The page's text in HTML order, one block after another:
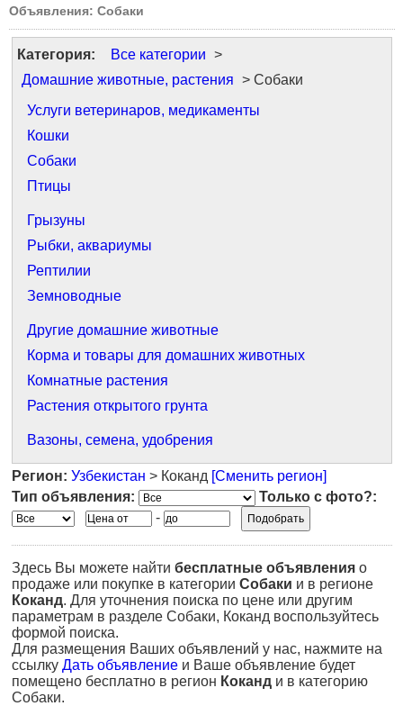
Объявления: Собаки
Категория: Все категории >
Домашние животные, растения > Собаки
Услуги ветеринаров, медикаменты
Кошки
Собаки
Птицы
Грызуны
Рыбки, аквариумы
Рептилии
Земноводные
Другие домашние животные
Корма и товары для домашних животных
Комнатные растения
Растения открытого грунта
Вазоны, семена, удобрения
Регион: Узбекистан > Коканд [Сменить регион]
Тип объявления:
Только с фото?:
-
Здесь Вы можете найти бесплатные объявления о
продаже или покупке в категории Собаки и в регионе
Коканд. Для уточнения поиска по цене или другим
параметрам в разделе Собаки, Коканд воспользуйтесь
формой поиска.
Для размещения Ваших объявлений у нас, нажмите на
ссылку Дать объявление и Ваше объявление будет
помещено бесплатно в регион Коканд и в категорию
Собаки.